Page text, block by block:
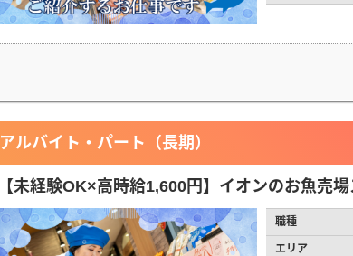
アルバイト・パート（長期）
【未経験OK×高時給1,600円】イオンのお魚売
職種
エリア